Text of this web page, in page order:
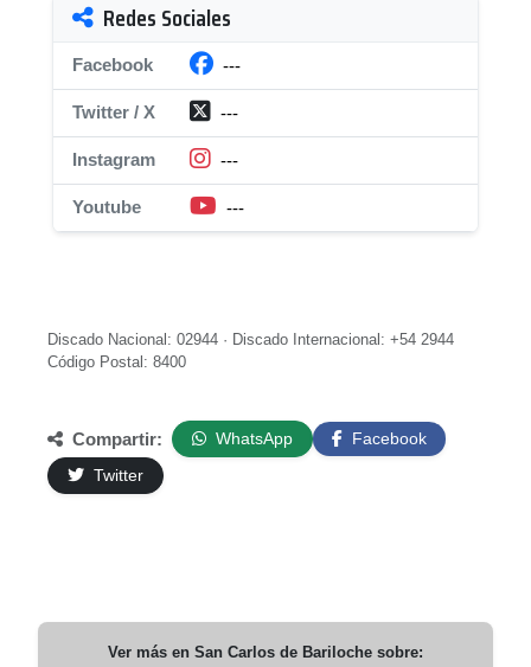
Redes Sociales
Facebook ---
Twitter / X ---
Instagram ---
Youtube ---
Discado Nacional: 02944 · Discado Internacional: +54 2944
Código Postal: 8400
Compartir: WhatsApp
Facebook
Twitter
Ver más en San Carlos de Bariloche sobre: